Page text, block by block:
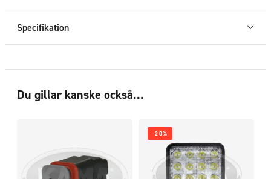
Specifikation
Du gillar kanske också…
-20%